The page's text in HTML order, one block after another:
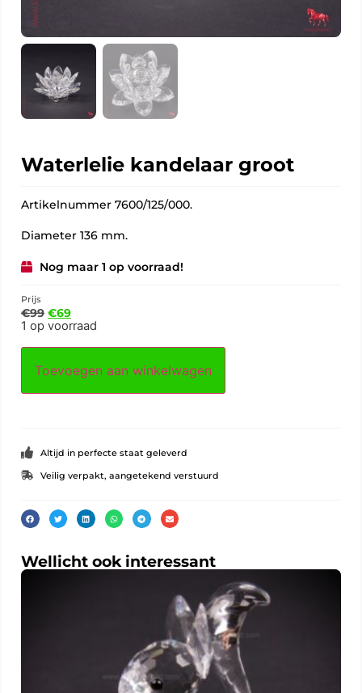
Waterlelie kandelaar groot
Artikelnummer 7600/125/000.
Diameter 136 mm.
Nog maar 1 op voorraad!
Prijs
€99 €69
1 op voorraad
Toevoegen aan winkelwagen
Altijd in perfecte staat geleverd
Veilig verpakt, aangetekend verstuurd
Wellicht ook interessant